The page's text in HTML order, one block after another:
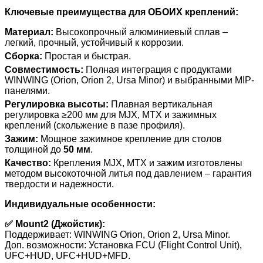
Ключевые преимущества для ОБОИХ креплений:
Материал: Высокопрочный алюминиевый сплав –
легкий, прочный, устойчивый к коррозии.
Сборка: Простая и быстрая.
Совместимость: Полная интеграция с продуктами
WINWING (Orion, Orion 2, Ursa Minor) и выбранными MIP-
панелями.
Регулировка высоты: Плавная вертикальная
регулировка ≥200 мм для MJX, MTX и зажимных
креплений (скольжение в пазе профиля).
Зажим: Мощное зажимное крепление для столов
толщиной до 50 мм.
Качество: Крепления MJX, MTX и зажим изготовлены
методом высокоточной литья под давлением – гарантия
твердости и надежности.
Индивидуальные особенности:
✅ Mount2 (Джойстик):
Поддерживает: WINWING Orion, Orion 2, Ursa Minor.
Доп. возможности: Установка FCU (Flight Control Unit),
UFC+HUD, UFC+HUD+MFD.